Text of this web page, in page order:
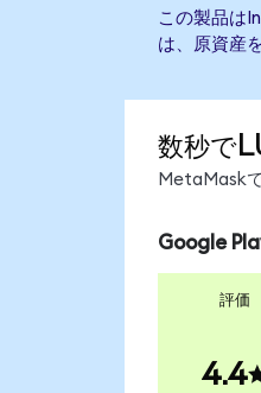
この製品は
は、原資産
数秒で
MetaMask
Google
評価
4.4